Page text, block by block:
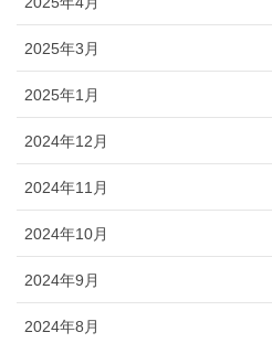
2025年3月
2025年1月
2024年12月
2024年11月
2024年10月
2024年9月
2024年8月